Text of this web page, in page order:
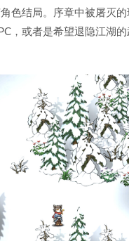
色结局。序章中被屠灭
，或者是希望退隐江湖